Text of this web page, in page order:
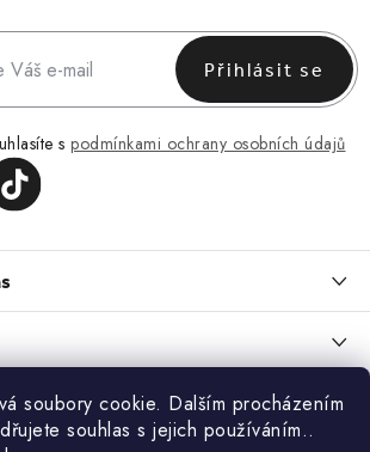
soubory cookie. Dalším procházením
souhlas s jejich používáním..
s podmínkami ochrany osobních údajů
Přihlásit se
a ochrany osobních údajů
DO KAŽDÉHO DNE